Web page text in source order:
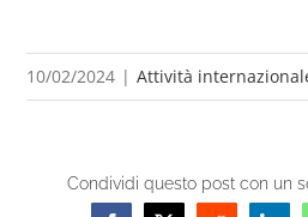
10/02/2024 | Attività
Condividi questo post con un